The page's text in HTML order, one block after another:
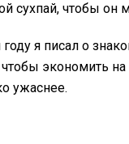
сухпай, чтобы он
я писал о
экономить на
ужаснее.